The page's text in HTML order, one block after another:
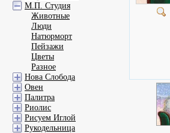
М.П. Студия
Животные
Люди
Натюрморт
Пейзажи
Цветы
Разное
Нова Слобода
Овен
Палитра
Риолис
Рисуем Иглой
Рукодельница